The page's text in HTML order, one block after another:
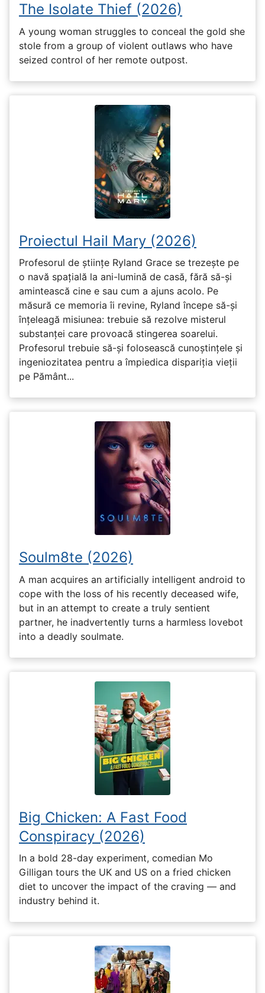
The Isolate Thief (2026)
A young woman struggles to conceal the gold she
stole from a group of violent outlaws who have
seized control of her remote outpost.
Proiectul Hail Mary (2026)
Profesorul de științe Ryland Grace se trezește pe
o navă spațială la ani-lumină de casă, fără să-și
amintească cine e sau cum a ajuns acolo. Pe
măsură ce memoria îi revine, Ryland începe să-și
înțeleagă misiunea: trebuie să rezolve misterul
substanței care provoacă stingerea soarelui.
Profesorul trebuie să-și folosească cunoștințele și
ingeniozitatea pentru a împiedica dispariția vieții
pe Pământ...
Soulm8te (2026)
A man acquires an artificially intelligent android to
cope with the loss of his recently deceased wife,
but in an attempt to create a truly sentient
partner, he inadvertently turns a harmless lovebot
into a deadly soulmate.
Big Chicken: A Fast Food
Conspiracy (2026)
In a bold 28-day experiment, comedian Mo
Gilligan tours the UK and US on a fried chicken
diet to uncover the impact of the craving — and
industry behind it.